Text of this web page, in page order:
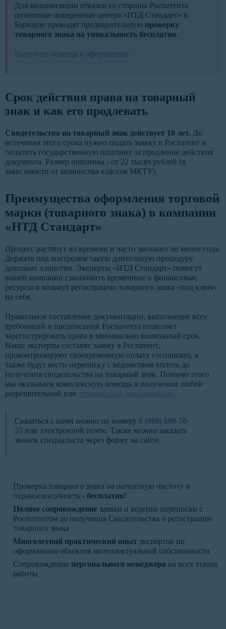
Для минимизации отказов со стороны Роспатента
патентные поверенные центра «НТД Стандарт» в
Барнауле проводят предварительную проверку
товарного знака на уникальность бесплатно.
Получить помощь в оформлении
Срок действия права на товарный
знак и как его продлевать
Свидетельство на товарный знак действует 10 лет. До
истечения этого срока нужно подать заявку в Роспатент и
оплатить государственную пошлину за продление действия
документа. Размер пошлины - от 22 тысяч рублей (в
зависимости от количества классов МКТУ).
Преимущества оформления торговой
марки (товарного знака) в компании
«НТД Стандарт»
Процесс растянут во времени и часто занимает не менее года.
Держать под контролем такую длительную процедуру
довольно хлопотно. Эксперты «НТД Стандарт» помогут
вашей компании сэкономить временные и финансовые
ресурсы и возьмут регистрацию товарного знака «под ключ»
на себя.
Правильное составление документации, выполнение всех
требований и предписаний Роспатента позволяет
зарегистрировать права в минимально возможный срок.
Наши эксперты составят заявку в Роспатент,
проконтролируют своевременную оплату госпошлин, а
также будут вести переписку с ведомством вплоть до
получения свидетельства на товарный знак. Помимо этого
мы оказываем комплексную помощь в получении любой
разрешительной или технической документации.
Связаться с нами можно по номеру 8 (800) 600-70-
55 или электронной почте. Также можно заказать
звонок специалиста через форму на сайте.
Проверка товарного знака на патентную чистоту и
охраноспособность - бесплатно!
Полное сопровождение заявки и ведение переписки с
Роспатентом до получения Свидетельства о регистрации
товарного знака
Многолетний практический опыт экспертов по
оформлению объектов интеллектуальной собственности
Сопровождение персонального менеджера на всех этапах
работы